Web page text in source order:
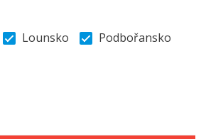
Lounsko
Podbořansko